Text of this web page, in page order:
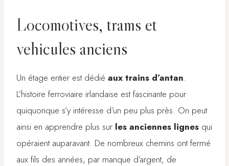
Locomotives, trams et
vehicules anciens
Un étage entier est dédié aux trains d’antan.
L’histoire ferroviaire irlandaise est fascinante pour
quiquonque s’y intéresse d’un peu plus près. On peut
ainsi en apprendre plus sur les anciennes lignes qui
opéraient auparavant. De nombreux chemins ont fermé
aux fils des années, par manque d’argent, de